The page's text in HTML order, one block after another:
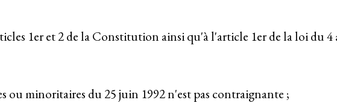
1er et 2 de la Constitution ainsi qu'à l'article 1er de la loi du 4
ou minoritaires du 25 juin 1992 n'est pas contraignante ;